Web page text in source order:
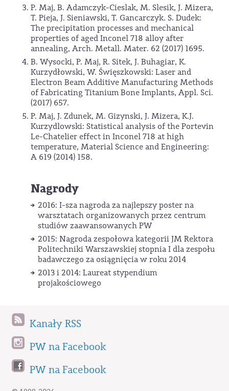
P. Maj, B. Adamczyk-Cieslak, M. Slesik, J. Mizera,
T. Pieja, J. Sieniawski, T. Gancarczyk. S. Dudek:
The precipitation processes and mechanical
properties of aged Inconel 718 alloy after
annealing, Arch. Metall. Mater. 62 (2017) 1695.
B. Wysocki, P. Maj, R. Sitek, J. Buhagiar, K.
Kurzydłowski, W. Święszkowski: Laser and
Electron Beam Additive Manufacturing Methods
of Fabricating Titanium Bone Implants, Appl. Sci.
(2017) 657.
P. Maj, J. Zdunek, M. Gizynski, J. Mizera, K.J.
Kurzydlowski: Statistical analysis of the Portevin
Le-Chatelier effect in Inconel 718 at high
temperature, Material Science and Engineering:
A 619 (2014) 158.
Nagrody
2016: I-sza nagroda za najlepszy poster na
warsztatach organizowanych przez centrum
studiów zaawansowanych PW
2015: Nagroda zespołowa kategorii JM Rektora
Politechniki Warszawskiej stopnia I dla zespołu
badawczego za osiągnięcia w roku 2014
2013 i 2014: Laureat stypendium
projakościowego
Kanały RSS
PW na Facebook
PW na Facebook